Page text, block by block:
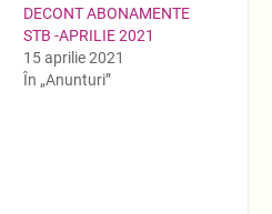
DECONT ABONAMENTE
STB -APRILIE 2021
15 aprilie 2021
În „Anunturi”